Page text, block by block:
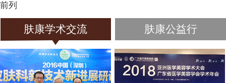
前列
肤康学术交流 肤康公益行